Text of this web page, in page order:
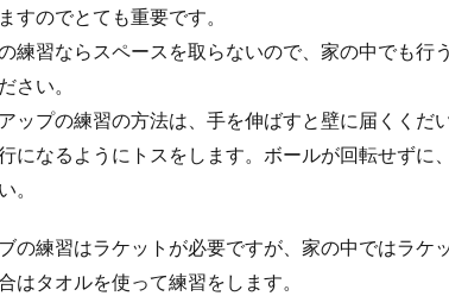
ルの良いピッチ...
高校生の子供が勉強し
すのでとても重要です。
の練習ならスペースを取らないので、家の中でも
さい。
アップの練習の方法は、手を伸ばすと壁に届くく
になるようにトスをします。ボールが回転せずに
。
の練習はラケットが必要ですが、家の中ではラケ
はタオルを使って練習をします。